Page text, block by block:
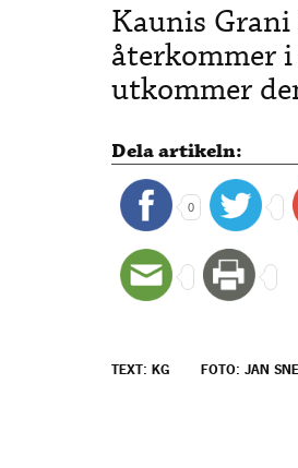
Kaunis
återkommer
utkommer
Dela artikeln:
0
TEXT: KG FOTO: JAN